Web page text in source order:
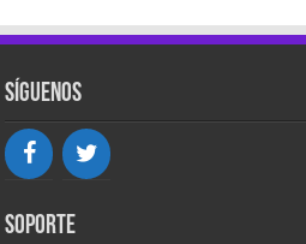
Síguenos
Soporte